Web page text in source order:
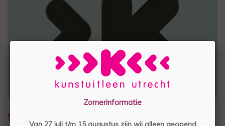
STEUN STICHTING KUNSTUITLEEN UTRECHT
Zomerinformatie
Van 27 juli t/m 15 augustus zijn wij alleen geopend